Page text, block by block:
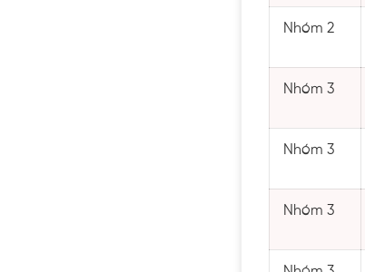
Nhóm 2
Nhóm 3
Nhóm 3
Nhóm 3